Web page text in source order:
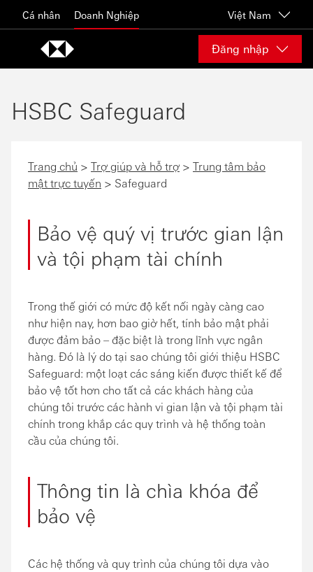
Cá nhân Doanh Nghiệp Việt Nam
Đăng nhập
HSBC Safeguard
Trang chủ > Trợ giúp và hỗ trợ > Trung tâm bảo
mật trực tuyến > Safeguard
Bảo vệ quý vị trước gian lận
và tội phạm tài chính
Trong thế giới có mức độ kết nối ngày càng cao
như hiện nay, hơn bao giờ hết, tính bảo mật phải
được đảm bảo – đặc biệt là trong lĩnh vực ngân
hàng. Đó là lý do tại sao chúng tôi giới thiệu HSBC
Safeguard: một loạt các sáng kiến được thiết kế để
bảo vệ tốt hơn cho tất cả các khách hàng của
chúng tôi trước các hành vi gian lận và tội phạm tài
chính trong khắp các quy trình và hệ thống toàn
cầu của chúng tôi.
Thông tin là chìa khóa để
bảo vệ
Các hệ thống và quy trình của chúng tôi dựa vào